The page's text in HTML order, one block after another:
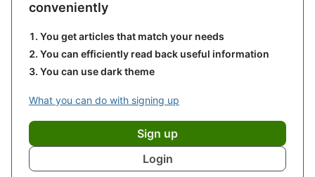
conveniently
You get articles that match your needs
You can efficiently read back useful information
You can use dark theme
What you can do with signing up
Sign up
Login